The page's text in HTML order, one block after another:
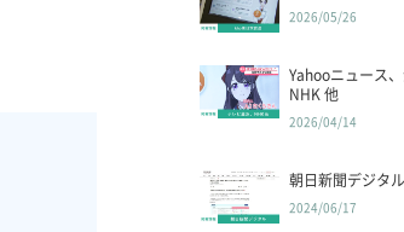
2026/05/26
Yahooニュース、
NHK 他
2026/04/14
朝日新聞デジタル
2024/06/17